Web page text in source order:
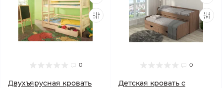
0
Двухъярусная кровать
0
Детская кровать с